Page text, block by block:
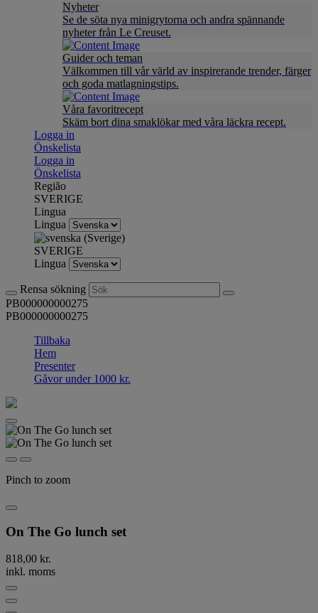
Nyheter
Se de söta nya minigrytorna och andra spännande
nyheter från Le Creuset.
Guider och teman
Välkommen till vår värld av inspirerande trender, färger
och goda matlagningstips.
Våra favoritrecept
Skäm bort dina smaklökar med våra läckra recept.
Logga in
Önskelista
Logga in
Önskelista
Região
SVERIGE
Lingua
Lingua
SVERIGE
Lingua
Rensa sökning
PB000000000275
PB000000000275
Tillbaka
Hem
Presenter
Gåvor under 1000 kr.
Pinch to zoom
On The Go lunch set
818,00 kr.
inkl. moms